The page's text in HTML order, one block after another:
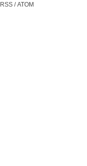
RSS /ATOM